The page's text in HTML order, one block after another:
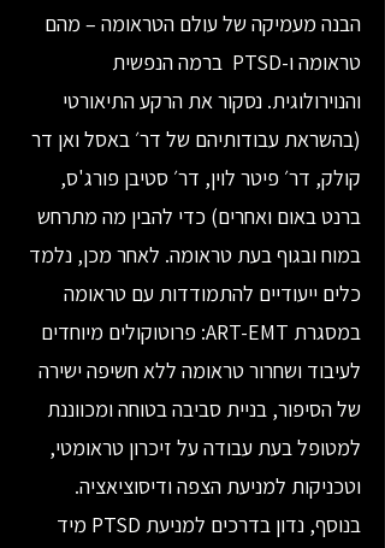
הבנה מעמיקה של עולם הטראומה – מהם
טראומה ו-PTSD ברמה הנפשית
והנוירולוגית. נסקור את הרקע התיאורטי
(בהשראת עבודותיהם של דר׳ באסל ואן דר
קולק, דר׳ פיטר לוין, דר׳ סטיבן פורג'ס,
ברנט באום ואחרים) כדי להבין מה מתרחש
במוח ובגוף בעת טראומה. לאחר מכן, נלמד
כלים ייעודיים להתמודדות עם טראומה
במסגרת ART-EMT: פרוטוקולים מיוחדים
לעיבוד ושחרור טראומה ללא חשיפה ישירה
של הסיפור, בניית סביבה בטוחה ומכווננת
למטופל בעת עבודה על זיכרון טראומטי,
וטכניקות למניעת הצפה ודיסוציאציה.
בנוסף, נדון בדרכים למניעת PTSD מיד